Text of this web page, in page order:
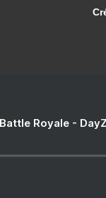
Royale - DayZ